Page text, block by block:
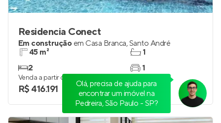
Residencia Conect
Em construção em Casa Branca,Santo André
45 m²
2
1
1
Venda a partir de
R$ 416.191
Olá, precisa de ajuda para
encontrar um imóvel na
Pedreira, São Paulo - SP?